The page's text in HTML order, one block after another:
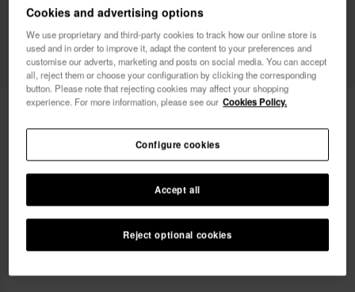
Havaianas Canga Tropicalia Vibes II
AJOUTER AU PANIER
commerciales par tout moyen. J'ai lu et j'accepte la
je veux 10% de
réduction
Cookies and advertising options
We use proprietary and third-party cookies to track how our online store is
used and in order to improve it, adapt the content to your preferences and
customise our adverts, marketing and posts on social media. You can accept
all, reject them or choose your configuration by clicking the corresponding
button. Please note that rejecting cookies may affect your shopping
experience. For more information, please see our Cookies Policy.
Reject optional cookies
Accept all
Configure cookies